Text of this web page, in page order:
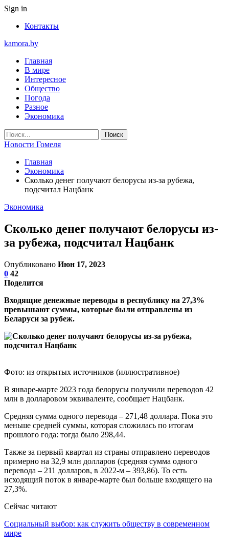
Sign in
Контакты
kamora.by
Главная
В мире
Интересное
Общество
Погода
Разное
Экономика
Новости Гомеля
Главная
Экономика
Сколько денег получают белорусы из-за рубежа,
подсчитал Нацбанк
Экономика
Сколько денег получают белорусы из-
за рубежа, подсчитал Нацбанк
Опубликовано Июн 17, 2023
0 42
Поделится
Входящие денежные переводы в республику на 27,3%
превышают суммы, которые были отправлены из
Беларуси за рубеж.
Фото: из открытых источников (иллюстративное)
В январе-марте 2023 года белорусы получили переводов 42
млн в долларовом эквиваленте, сообщает Нацбанк.
Средняя сумма одного перевода – 271,48 доллара. Пока это
меньше средней суммы, которая сложилась по итогам
прошлого года: тогда было 298,44.
Также за первый квартал из страны отправлено переводов
примерно на 32,9 млн долларов (средняя сумма одного
перевода – 211 долларов, в 2022-м – 393,86). То есть
исходящий поток в январе-марте был больше входящего на
27,3%.
Сейчас читают
Социальный выбор: как служить обществу в современном
мире